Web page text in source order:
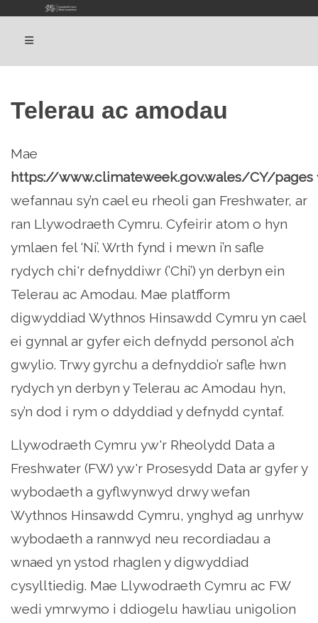
Telerau ac amodau
Mae
https://www.climateweek.gov.wales/CY/pages
wefannau sy’n cael eu rheoli gan Freshwater, ar
ran Llywodraeth Cymru. Cyfeirir atom o hyn
ymlaen fel ‘Ni’. Wrth fynd i mewn i’n safle
rydych chi'r defnyddiwr (’Chi’) yn derbyn ein
Telerau ac Amodau. Mae platfform
digwyddiad Wythnos Hinsawdd Cymru yn cael
ei gynnal ar gyfer eich defnydd personol a’ch
gwylio. Trwy gyrchu a defnyddio’r safle hwn
rydych yn derbyn y Telerau ac Amodau hyn,
sy’n dod i rym o ddyddiad y defnydd cyntaf.
Llywodraeth Cymru yw'r Rheolydd Data a
Freshwater (FW) yw'r Prosesydd Data ar gyfer y
wybodaeth a gyflwynwyd drwy wefan
Wythnos Hinsawdd Cymru, ynghyd ag unrhyw
wybodaeth a rannwyd neu recordiadau a
wnaed yn ystod rhaglen y digwyddiad
cysylltiedig. Mae Llywodraeth Cymru ac FW
wedi ymrwymo i ddiogelu hawliau unigolion